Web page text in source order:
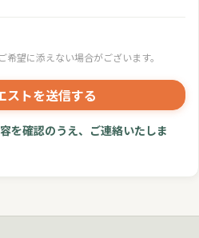
望に添えない場合がございます。
ストを送信する
を確認のうえ、ご連絡いたしま